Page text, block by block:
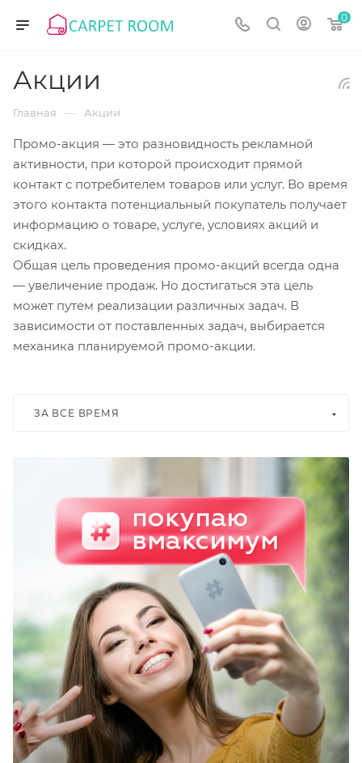
0
Акции
Главная — Акции
Промо-акция — это разновидность рекламной
активности, при которой происходит прямой
контакт с потребителем товаров или услуг. Во время
этого контакта потенциальный покупатель получает
информацию о товаре, услуге, условиях акций и
скидках.
Общая цель проведения промо-акций всегда одна
— увеличение продаж. Но достигаться эта цель
может путем реализации различных задач. В
зависимости от поставленных задач, выбирается
механика планируемой промо-акции.
ЗА ВСЕ ВРЕМЯ